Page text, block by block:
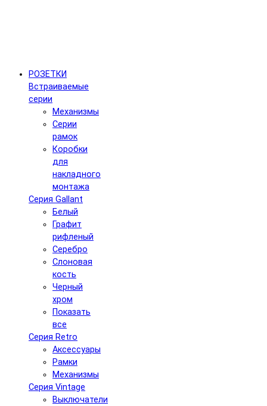
РОЗЕТКИ
Встраиваемые
серии
Механизмы
Серии
рамок
Коробки
для
накладного
монтажа
Серия Gallant
Белый
Графит
рифленый
Серебро
Слоновая
кость
Черный
хром
Показать
все
Серия Retro
Аксессуары
Рамки
Механизмы
Серия Vintage
Выключатели